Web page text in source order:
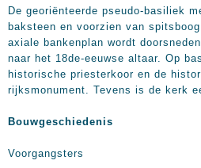
De georiënteerde pseudo-basiliek
baksteen en voorzien van
axiale bankenplan wordt
naar het 18de-eeuwse altaar. Op
historische priesterkoor en de
rijksmonument. Tevens is de kerk
Bouwgeschiedenis
Voorgangsters